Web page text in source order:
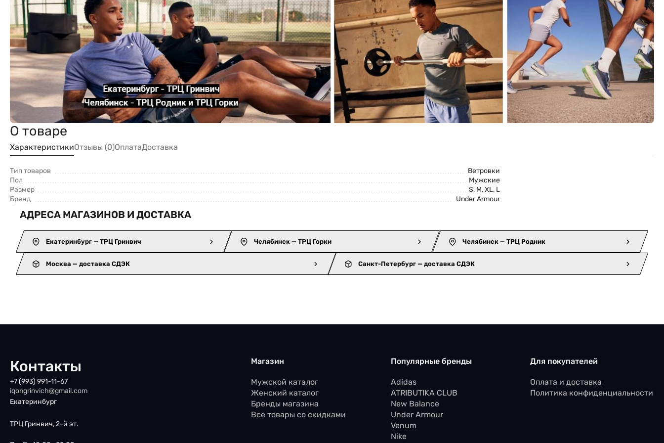
О товаре
ХарактеристикиОтзывы (0)ОплатаДоставка
Тип товаров
Ветровки
Пол
Мужские
Размер
S, M, XL, L
Бренд
Under Armour
АДРЕСА МАГАЗИНОВ И ДОСТАВКА
Екатеринбург — ТРЦ Гринвич Челябинск — ТРЦ Горки Челябинск — ТРЦ Родник
Москва — доставка СДЭК Санкт-Петербург — доставка СДЭК
Контакты
+7 (993) 991-11-67
iqongrinvich@gmail.com
Екатеринбург
ТРЦ Гринвич, 2-й эт.
Магазин
Мужской каталог
Женский каталог
Бренды магазина
Все товары со скидками
Популярные бренды
Adidas
ATRIBUTIKA CLUB
New Balance
Under Armour
Venum
Nike
Для покупателей
Оплата и доставка
Политика конфиденциальности